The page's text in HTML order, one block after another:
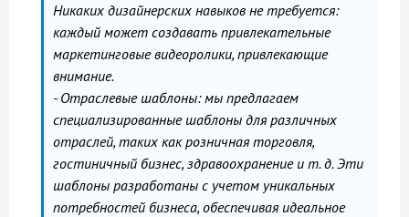
Никаких дизайнерских навыков не требуется:
каждый может создавать привлекательные
маркетинговые видеоролики, привлекающие
внимание.
- Отраслевые шаблоны: мы предлагаем
специализированные шаблоны для различных
отраслей, таких как розничная торговля,
гостиничный бизнес, здравоохранение и т. д. Эти
шаблоны разработаны с учетом уникальных
потребностей бизнеса, обеспечивая идеальное